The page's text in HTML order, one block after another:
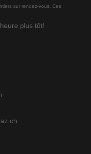
sur rendez-vous. Ces
plus tôt!